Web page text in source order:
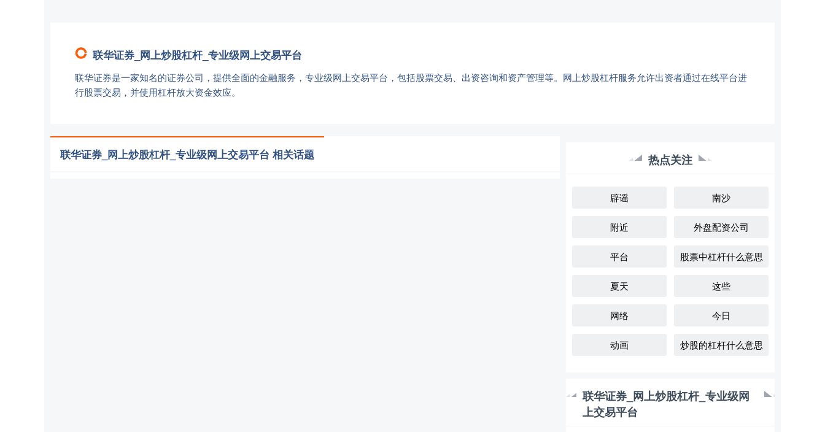
联华证券_网上炒股杠杆_专业级网上交易平台
联华证券是一家知名的证券公司，提供全面的金融服务，专业级网上交易平台，包括股票交易、出资咨询和资产管理等。网上炒股杠杆服务允许出资者通过在线平台进
行股票交易，并使用杠杆放大资金效应。
联华证券_网上炒股杠杆_专业级网上交易平台 相关话题 热点关注
辟谣 南沙
附近 外盘配资公司
平台 股票中杠杆什么意思
夏天 这些
网络 今日
动画 炒股的杠杆什么意思
联华证券_网上炒股杠杆_专业级网
上交易平台